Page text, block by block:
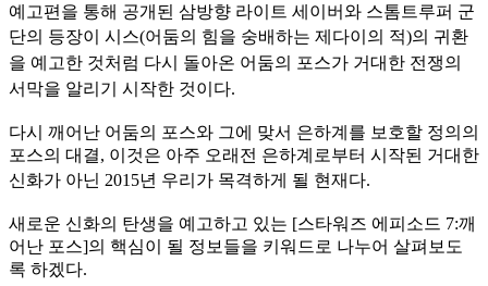
예고편을 통해 공개된 삼방향 라이트 세이버와 스톰트루퍼 군
단의 등장이 시스(어둠의 힘을 숭배하는 제다이의 적)의 귀환
을 예고한 것처럼 다시 돌아온 어둠의 포스가 거대한 전쟁의
서막을 알리기 시작한 것이다.
다시 깨어난 어둠의 포스와 그에 맞서 은하계를 보호할 정의의
포스의 대결, 이것은 아주 오래전 은하계로부터 시작된 거대한
신화가 아닌 2015년 우리가 목격하게 될 현재 다.
새로운 신화의 탄생을 예고하고 있는 [스타워즈 에피소드 7:깨
어난 포스]의 핵심이 될 정보들을 키워드로 나누어 살펴보도
록 하겠다.